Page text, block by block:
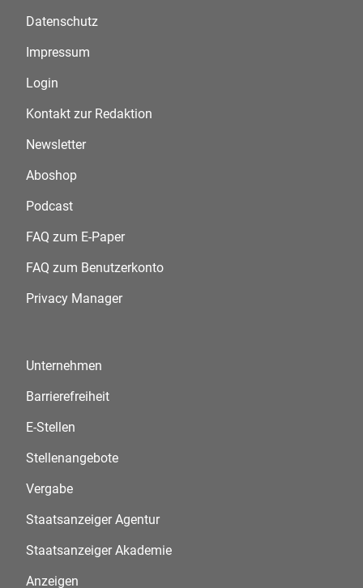
Datenschutz
Impressum
Login
Kontakt zur Redaktion
Newsletter
Aboshop
Podcast
FAQ zum E-Paper
FAQ zum Benutzerkonto
Privacy Manager
Unternehmen
Barrierefreiheit
E-Stellen
Stellenangebote
Vergabe
Staatsanzeiger Agentur
Staatsanzeiger Akademie
Anzeigen